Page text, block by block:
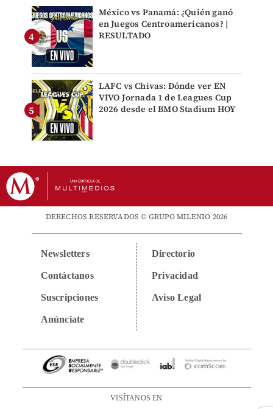
México vs Panamá: ¿Quién ganó
en Juegos Centroamericanos? |
RESULTADO
LAFC vs Chivas: Dónde ver EN
VIVO Jornada 1 de Leagues Cup
2026 desde el BMO Stadium HOY
DERECHOS RESERVADOS © GRUPO MILENIO 2026
Newsletters
Contáctanos
Suscripciones
Anúnciate
Directorio
Privacidad
Aviso Legal
VISÍTANOS EN